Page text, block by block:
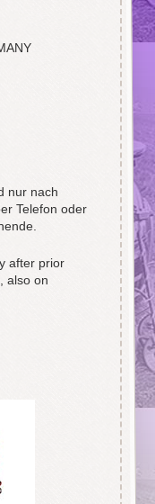
nur nach
Telefon oder
after prior
also on